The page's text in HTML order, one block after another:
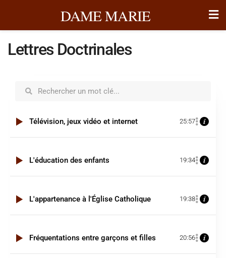
DAME MARIE
Lettres Doctrinales
Télévision, jeux vidéo et internet 25:57
L'éducation des enfants 19:34
L'appartenance à l'Église Catholique 19:38
Fréquentations entre garçons et filles 20:56